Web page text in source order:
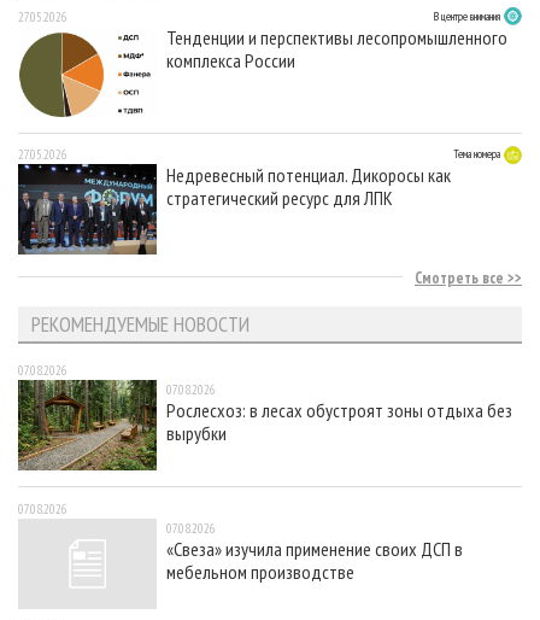
27.05.2026 В центре внимания
Тенденции и перспективы лесопромышленного
комплекса России
27.05.2026 Тема номера
Недревесный потенциал. Дикоросы как
стратегический ресурс для ЛПК
Смотреть все
РЕКОМЕНДУЕМЫЕ НОВОСТИ
07.08.2026
07.08.2026
Рослесхоз: в лесах обустроят зоны отдыха без
вырубки
07.08.2026
07.08.2026
«Свеза» изучила применение своих ДСП в
мебельном производстве